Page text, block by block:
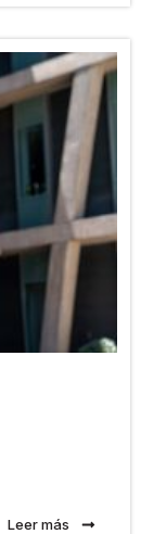
Leer más